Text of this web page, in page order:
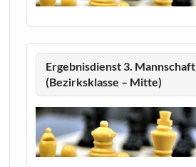
Ergebnisdienst 3. Mannschaft
(Bezirksklasse – Mitte)